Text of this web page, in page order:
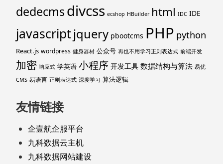
dedecmsdivcss ecshop HBuilder html IDC IDE
javascriptjquery pbootcms PHP python
React.js wordpress 健身器材 公众号 再也不用学习正则表达式 前端开发
加密 响应式 学英语 小程序 开发工具 数据结构与算法 易优
CMS 易语言 正则表达式 深度学习 算法逻辑
友情链接
企壹航企服平台
九科数据云主机
九科数据网站建设